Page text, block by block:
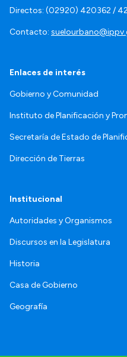
Directos: (02920) 420362 /
Contacto:
Enlaces de interés
Gobierno y Comunidad
Instituto de Planificación y
Secretaría de Estado de
Dirección de Tierras
Institucional
Autoridades y Organismos
Discursos en la Legislatura
Historia
Casa de Gobierno
Geografía